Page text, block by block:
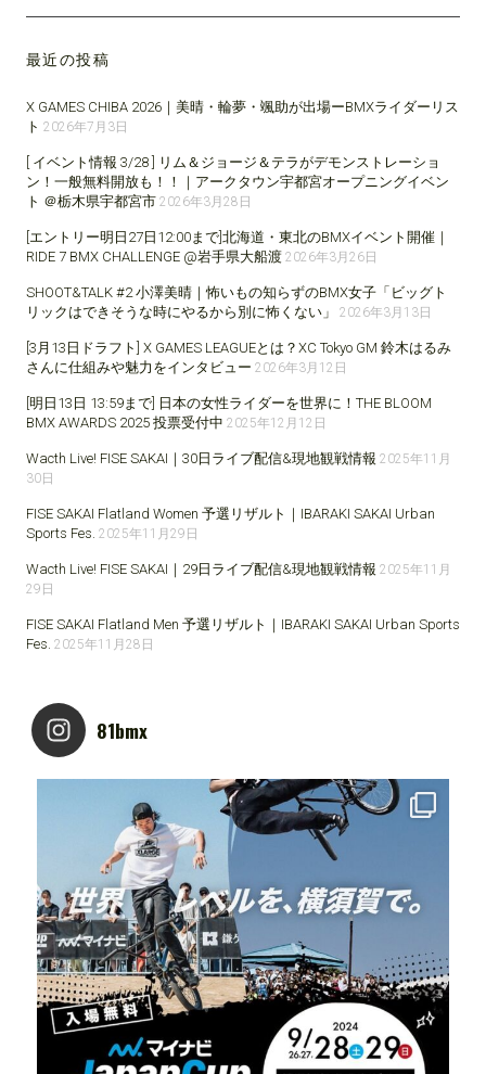
最近の投稿
X GAMES CHIBA 2026｜美晴・輪夢・颯助が出場ーBMXライダーリス
ト 2026年7月3日
[ イベント情報 3/28 ] リム＆ジョージ＆テラがデモンストレーショ
ン！一般無料開放も！！｜アークタウン宇都宮オープニングイベン
ト ＠栃木県宇都宮市 2026年3月28日
[エントリー明日27日12:00まで]北海道・東北のBMXイベント開催｜
RIDE 7 BMX CHALLENGE @岩手県大船渡 2026年3月26日
SHOOT&TALK #2 小澤美晴｜怖いもの知らずのBMX女子「ビッグト
リックはできそうな時にやるから別に怖くない」
2026年3月13日
[3月13日ドラフト] X GAMES LEAGUEとは？XC Tokyo GM 鈴木はるみ
さんに仕組みや魅力をインタビュー 2026年3月12日
[明日13日 13:59まで] 日本の女性ライダーを世界に！THE BLOOM
BMX AWARDS 2025 投票受付中 2025年12月12日
Wacth Live! FISE SAKAI｜30日ライブ配信&現地観戦情報 2025年11月
30日
FISE SAKAI Flatland Women 予選リザルト｜IBARAKI SAKAI Urban
Sports Fes. 2025年11月29日
Wacth Live! FISE SAKAI｜29日ライブ配信&現地観戦情報 2025年11月
29日
FISE SAKAI Flatland Men 予選リザルト｜IBARAKI SAKAI Urban Sports
Fes. 2025年11月28日
81bmx